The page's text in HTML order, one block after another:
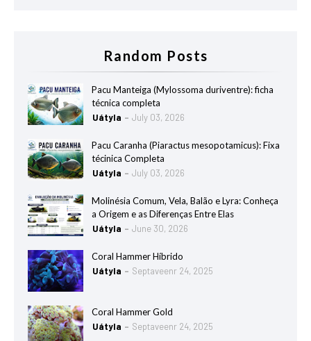
Random Posts
Pacu Manteiga (Mylossoma duriventre): ficha
técnica completa
Uátyla
July 03, 2026
Pacu Caranha (Piaractus mesopotamicus): Fixa
técinica Completa
Uátyla
July 03, 2026
Molinésia Comum, Vela, Balão e Lyra: Conheça
a Origem e as Diferenças Entre Elas
Uátyla
June 30, 2026
Coral Hammer Híbrido
Uátyla
Septaveenr 24, 2025
Coral Hammer Gold
Uátyla
Septaveenr 24, 2025